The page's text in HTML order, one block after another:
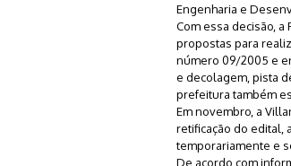
Engenharia e
Com essa decisão,
propostas para
número 09/2005 e
e decolagem, pista
prefeitura também
Em novembro, a
retificação do edital,
temporariamente e
De acordo com